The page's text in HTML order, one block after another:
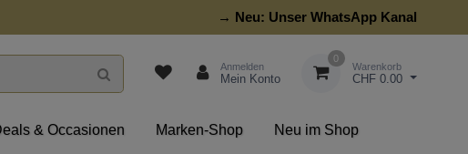
→ Neu: Unser WhatsApp Kanal
Anmelden
Mein Konto
0
Warenkorb
CHF 0.00
& Occasionen Marken-Shop Neu im Shop